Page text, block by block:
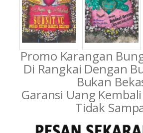
Promo Karangan
Di Rangkai Dengan
Bukan
Garansi Uang
Tidak